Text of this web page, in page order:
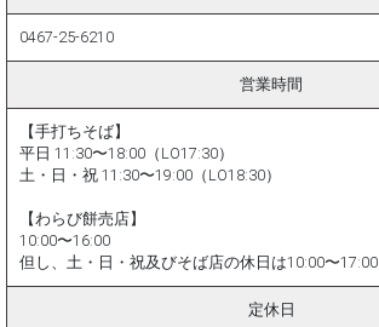
0467-25-6210
営業時間
【手打ちそば】
平日 11:30〜18:00（LO17:30）
土・日・祝 11:30〜19:00（LO18:30）
【わらび餅売店】
10:00〜16:00
但し、土・日・祝及びそば店の休日は10:00〜17:00
定休日